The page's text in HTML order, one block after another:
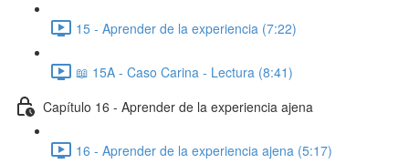
15 - Aprender de la experiencia (7:22)
📖 15A - Caso Carina - Lectura (8:41)
Capítulo 16 - Aprender de la experiencia ajena
16 - Aprender de la experiencia ajena (5:17)